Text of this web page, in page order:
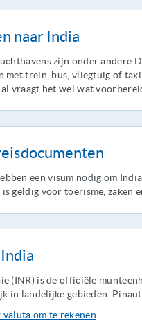
naar India
zijn onder andere
met trein, bus, vliegtuig of
vraagt het wel wat
een visum nodig om
geldig voor toerisme, zaken
(INR) is de officiële
in landelijke gebieden.
om te rekenen